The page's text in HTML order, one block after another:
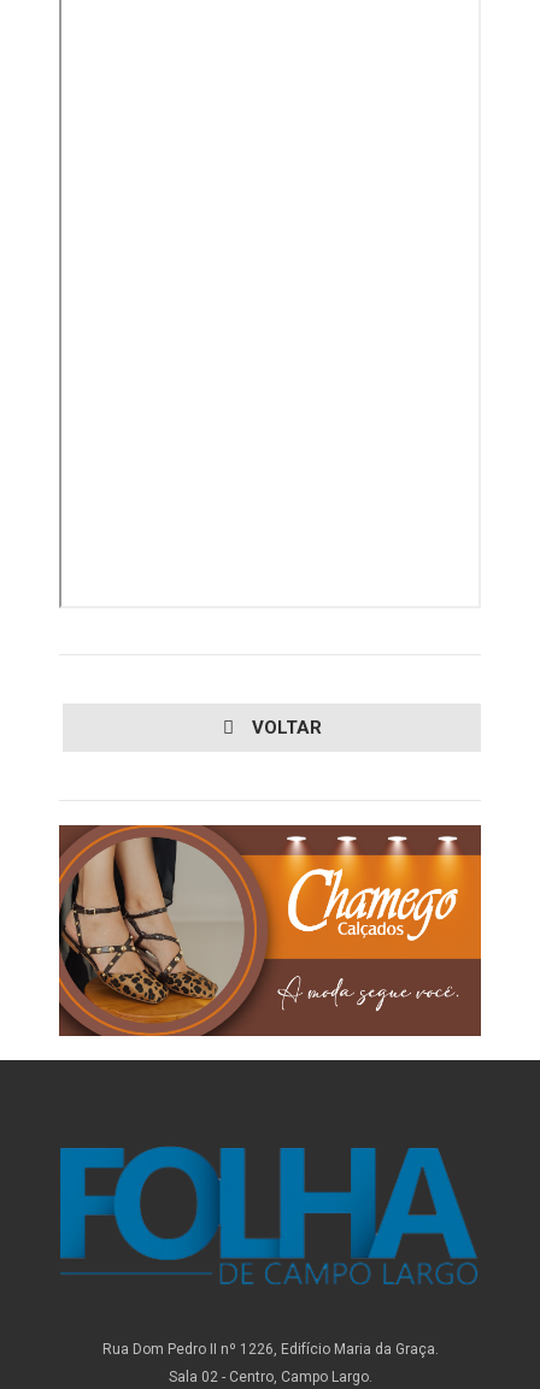
VOLTAR
Rua Dom Pedro II nº 1226, Edifício Maria da Graça.
Sala 02 - Centro, Campo Largo.